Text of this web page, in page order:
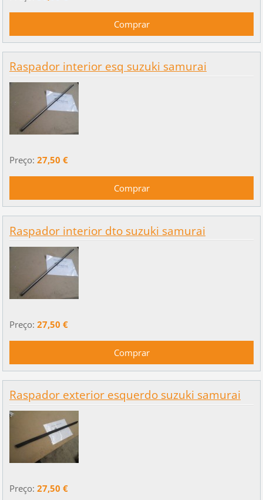
Raspador interior esq suzuki samurai
Preço: 27,50 €
Raspador interior dto suzuki samurai
Preço: 27,50 €
Raspador exterior esquerdo suzuki samurai
Preço: 27,50 €